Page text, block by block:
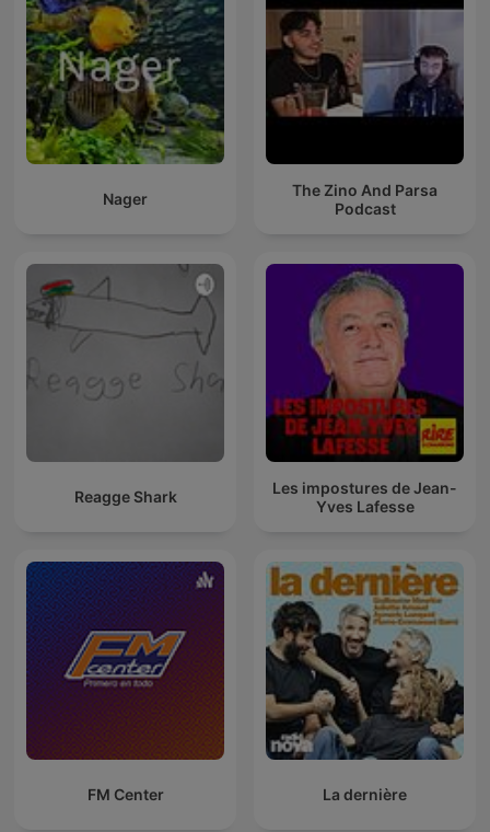
Nager
The Zino And Parsa
Podcast
Reagge Shark
Les impostures de Jean-
Yves Lafesse
FM Center La dernière